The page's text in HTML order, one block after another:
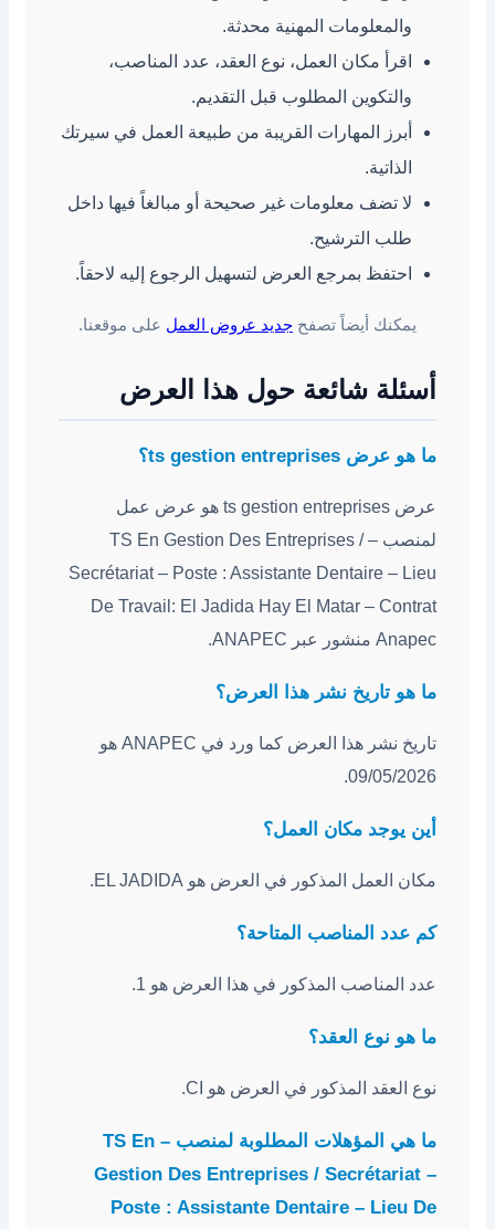
والمعلومات المهنية محدثة.
اقرأ مكان العمل، نوع العقد، عدد المناصب،
والتكوين المطلوب قبل التقديم.
أبرز المهارات القريبة من طبيعة العمل في سيرتك
الذاتية.
لا تضف معلومات غير صحيحة أو مبالغاً فيها داخل
طلب الترشيح.
احتفظ بمرجع العرض لتسهيل الرجوع إليه لاحقاً.
يمكنك أيضاً تصفح جديد عروض العمل على موقعنا.
أسئلة شائعة حول هذا العرض
ما هو عرض ts gestion entreprises؟
عرض ts gestion entreprises هو عرض عمل
لمنصب – TS En Gestion Des Entreprises /
Secrétariat – Poste : Assistante Dentaire – Lieu
De Travail: El Jadida Hay El Matar – Contrat
Anapec منشور عبر ANAPEC.
ما هو تاريخ نشر هذا العرض؟
تاريخ نشر هذا العرض كما ورد في ANAPEC هو
09/05/2026.
أين يوجد مكان العمل؟
مكان العمل المذكور في العرض هو EL JADIDA.
كم عدد المناصب المتاحة؟
عدد المناصب المذكور في هذا العرض هو 1.
ما هو نوع العقد؟
نوع العقد المذكور في العرض هو CI.
ما هي المؤهلات المطلوبة لمنصب – TS En
Gestion Des Entreprises / Secrétariat –
Poste : Assistante Dentaire – Lieu De